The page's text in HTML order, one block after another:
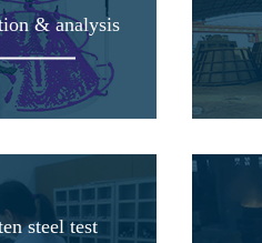
& analysis
steel test